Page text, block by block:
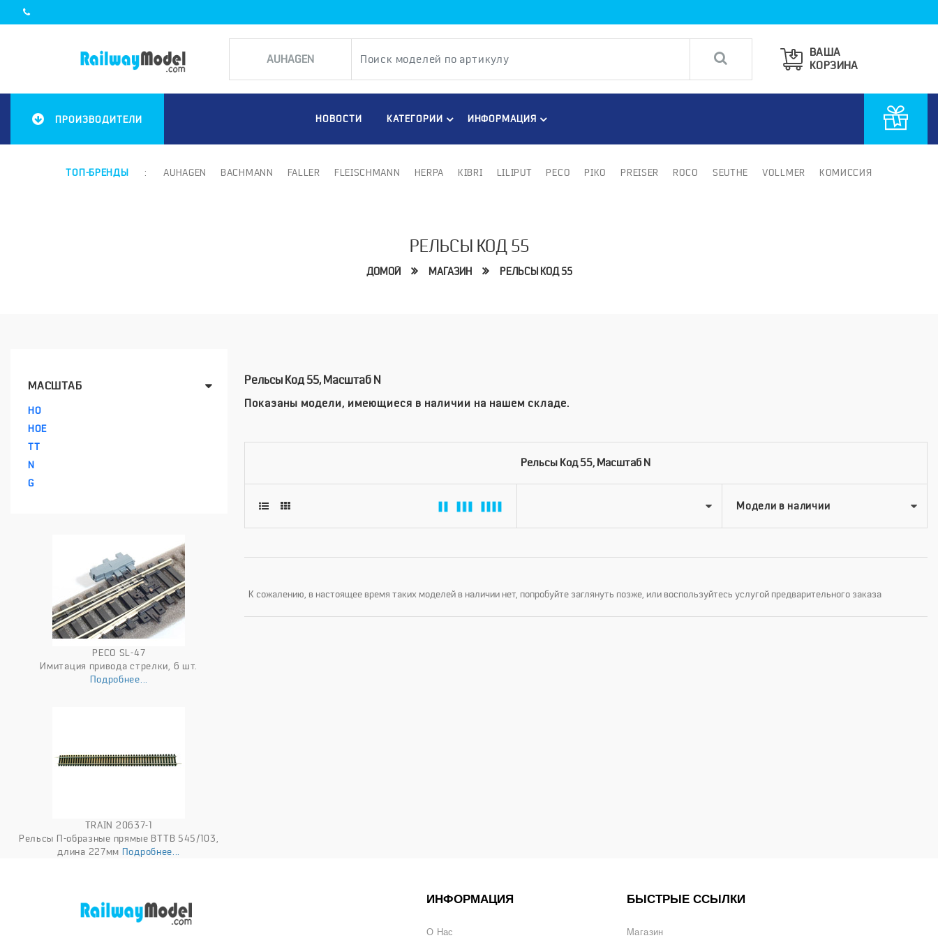
ВАША
КОРЗИНА
ПРОИЗВОДИТЕЛИ НОВОСТИ КАТЕГОРИИ ИНФОРМАЦИЯ
ТОП-БРЕНДЫ : AUHAGEN BACHMANN FALLER FLEISCHMANN HERPA KIBRI LILIPUT PECO PIKO PREISER ROCO SEUTHE VOLLMER КОМИССИЯ
РЕЛЬСЫ КОД 55
ДОМОЙ МАГАЗИН РЕЛЬСЫ КОД 55
МАСШТАБ
HO
HOE
TT
N
G
PECO SL-47
Имитация привода стрелки, 6 шт.
Подробнее...
TRAIN 20637-1
Рельсы П-образные прямые BTTB 545/103,
длина 227мм Подробнее...
Рельсы Код 55, Масштаб N
Показаны модели, имеющиеся в наличии на нашем складе.
Рельсы Код 55, Масштаб N
К сожалению, в настоящее время таких моделей в наличии нет, попробуйте заглянуть позже, или воспользуйтесь услугой предварительного заказа
ИНФОРМАЦИЯ
О Нас
БЫСТРЫЕ ССЫЛКИ
Магазин